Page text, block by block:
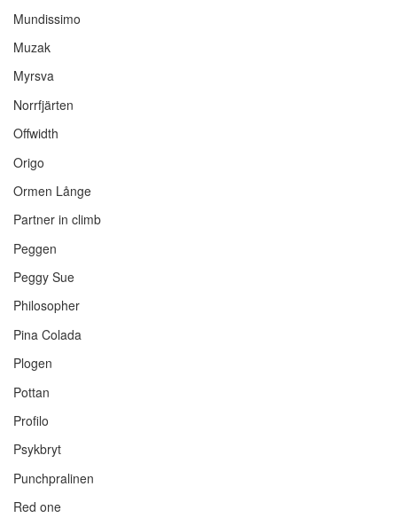
Mundissimo
Muzak
Myrsva
Norrfjärten
Offwidth
Origo
Ormen Långe
Partner in climb
Peggen
Peggy Sue
Philosopher
Pina Colada
Plogen
Pottan
Profilo
Psykbryt
Punchpralinen
Red one